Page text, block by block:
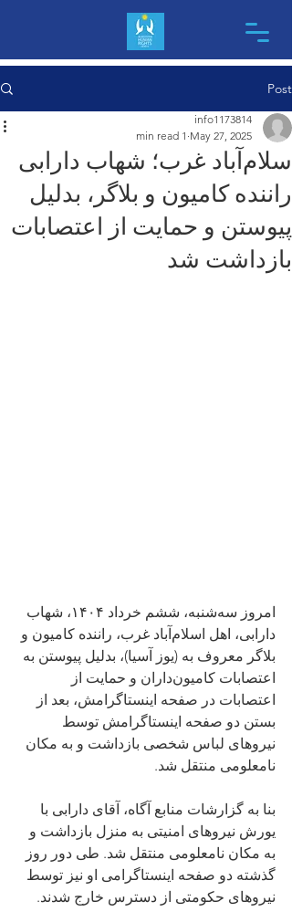
Post
سلام‌آباد غرب؛ شهاب دارابی
راننده کامیون و بلاگر، بدلیل
پیوستن و حمایت از اعتصابات
بازداشت شد
info1173814
May 27, 2025
1 min read
امروز سه‌شنبه، ششم خرداد ۱۴۰۴، شهاب
دارابی، اهل اسلام‌آباد غرب، راننده کامیون و
بلاگر معروف به (یوز آسیا)، بدلیل پیوستن به
اعتصابات کامیون‌داران و حمایت از
اعتصابات در صفحه اینستاگرامش، بعد از
بستن دو صفحه اینستاگرامش توسط
نیروهای لباس شخصی بازداشت و به مکان
نامعلومی منتقل شد.
بنا به گزارشات منابع آگاه، آقای دارابی با
یورش نیروهای امنیتی به منزل بازداشت و
به مکان نامعلومی منتقل شد. طی دور روز
گذشته دو صفحه اینستاگرامی او نیز توسط
نیروهای حکومتی از دسترس خارج شدند.